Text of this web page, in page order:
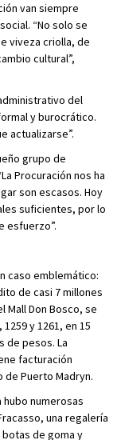
van siempre
“No solo se
viveza criolla, de
cultural”,
del
y burocrático.
actualizarse”.
grupo de
Procuración nos ha
son escasos. Hoy
suficientes, por lo
esfuerzo”.
caso emblemático:
de casi 7 millones
Mall Don Bosco, se
y 1261, en 15
de pesos. La
facturación
de Puerto Madryn.
numerosas
una regalería
de goma y